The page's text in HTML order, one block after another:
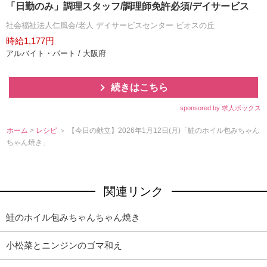
「日勤のみ」調理スタッフ/調理師免許必須/デイサービス
社会福祉法人仁風会/老人 デイサービスセンター ビオスの丘
時給1,177円
アルバイト・パート / 大阪府
続きはこちら
sponsored by 求人ボックス
ホーム > レシピ ＞ 【今日の献立】2026年1月12日(月)「鮭のホイル包みちゃん
ちゃん焼き」
関連リンク
鮭のホイル包みちゃんちゃん焼き
小松菜とニンジンのゴマ和え